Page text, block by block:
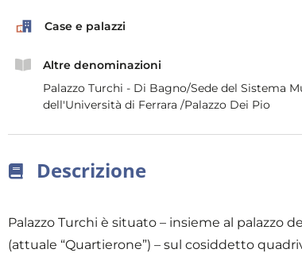
Case e palazzi
Altre denominazioni
Palazzo Turchi - Di Bagno/Sede del Sistema
dell'Università di Ferrara /Palazzo Dei Pio
Descrizione
Palazzo Turchi è situato – insieme al palazzo
(attuale “Quartierone”) – sul cosiddetto